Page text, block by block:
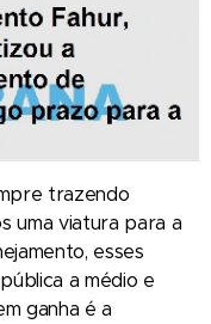
trazendo
uma viatura para a
esses
a médio e
ganha é a